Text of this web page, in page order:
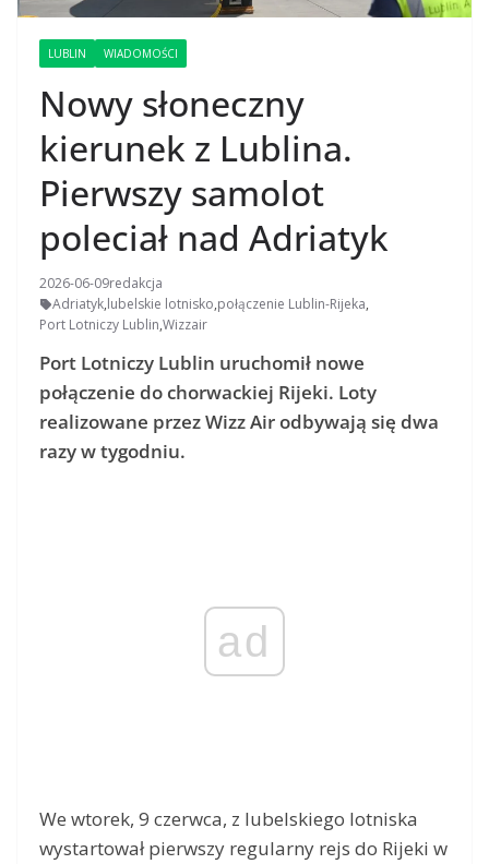
LUBLIN WIADOMOŚCI
Nowy słoneczny
kierunek z Lublina.
Pierwszy samolot
poleciał nad Adriatyk
2026-06-09redakcja
Adriatyk,lubelskie lotnisko,połączenie Lublin-Rijeka,
Port Lotniczy Lublin,Wizzair
Port Lotniczy Lublin uruchomił nowe
połączenie do chorwackiej Rijeki. Loty
realizowane przez Wizz Air odbywają się dwa
razy w tygodniu.
ad
We wtorek, 9 czerwca, z lubelskiego lotniska
wystartował pierwszy regularny rejs do Rijeki w